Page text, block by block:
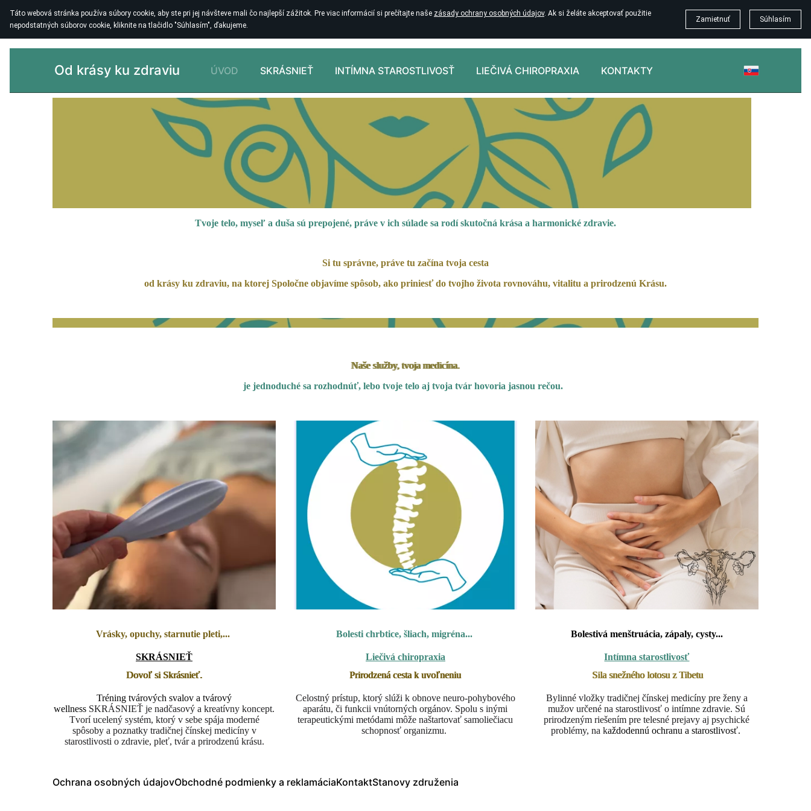
Táto webová stránka používa súbory cookie, aby ste pri jej návšteve mali čo najlepší zážitok. Pre viac informácií si prečítajte naše zásady ochrany osobných údajov. Ak si želáte akceptovať použitie
nepodstatných súborov cookie, kliknite na tlačidlo "Súhlasím", ďakujeme.
Zamietnuť Súhlasím
Od krásy ku zdraviu ÚVOD SKRÁSNIEŤ INTÍMNA STAROSTLIVOSŤ LIEČIVÁ CHIROPRAXIA KONTAKTY
Tvoje telo, myseľ a duša sú prepojené, práve v ich súlade sa rodí skutočná krása a harmonické zdravie.
Si tu správne, práve tu začína tvoja cesta
od krásy ku zdraviu, na ktorej Spoločne objavíme spôsob, ako priniesť do tvojho života rovnováhu, vitalitu a prirodzenú Krásu.
Naše služby, tvoja medicína.
je jednoduché sa rozhodnúť, lebo tvoje telo aj tvoja tvár hovoria jasnou rečou.
Vrásky, opuchy, starnutie pleti,...
SKRÁSNIEŤ
Dovoľ si Skrásnieť.
Tréning tvárových svalov a tvárový
wellness SKRÁSNIEŤ je nadčasový a kreatívny koncept.
Tvorí ucelený systém, ktorý v sebe spája moderné
spôsoby a poznatky tradičnej čínskej medicíny v
starostlivosti o zdravie, pleť, tvár a prirodzenú krásu.
Bolesti chrbtice, šliach, migréna...
Liečivá chiropraxia
Prirodzená cesta k uvoľneniu
Celostný prístup, ktorý slúži k obnove neuro-pohybového
aparátu, či funkcii vnútorných orgánov. Spolu s inými
terapeutickými metódami môže naštartovať samoliečiacu
schopnosť organizmu.
Bolestivá menštruácia, zápaly, cysty...
Intímna starostlivosť
Sila snežného lotosu z Tibetu
Bylinné vložky tradičnej čínskej medicíny pre ženy a
mužov určené na starostlivosť o intímne zdravie. Sú
prirodzeným riešením pre telesné prejavy aj psychické
problémy, na každodennú ochranu a starostlivosť.
Ochrana osobných údajovObchodné podmienky a reklamáciaKontaktStanovy združenia